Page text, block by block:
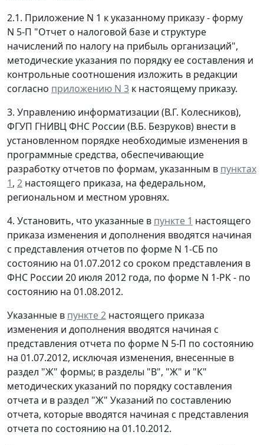
2.1. Приложение N 1 к указанному приказу - форму
N 5-П "Отчет о налоговой базе и структуре
начислений по налогу на прибыль организаций",
методические указания по порядку ее составления и
контрольные соотношения изложить в редакции
согласно приложению N 3 к настоящему приказу.
3. Управлению информатизации (В.Г. Колесников),
ФГУП ГНИВЦ ФНС России (В.Б. Безруков) внести в
установленном порядке необходимые изменения в
программные средства, обеспечивающие
разработку отчетов по формам, указанным в пунктах
1, 2 настоящего приказа, на федеральном,
региональном и местном уровнях.
4. Установить, что указанные в пункте 1 настоящего
приказа изменения и дополнения вводятся начиная
с представления отчетов по форме N 1-СБ по
состоянию на 01.07.2012 со сроком представления в
ФНС России 20 июля 2012 года, по форме N 1-РК - по
состоянию на 01.08.2012.
Указанные в пункте 2 настоящего приказа
изменения и дополнения вводятся начиная с
представления отчета по форме N 5-П по состоянию
на 01.07.2012, исключая изменения, внесенные в
раздел "Ж" формы; в разделы "В", "Ж" и "К"
методических указаний по порядку составления
отчета и в раздел "Ж" Указаний по составлению
отчета, которые вводятся начиная с представления
отчета по состоянию на 01.10.2012.